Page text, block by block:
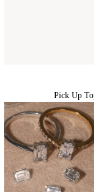
Pick Up